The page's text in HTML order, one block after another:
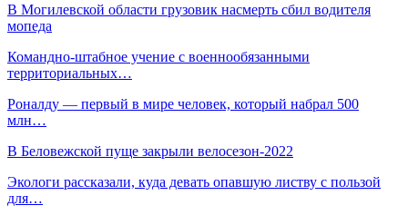
В Могилевской области грузовик насмерть сбил водителя
мопеда
Командно-штабное учение с военнообязанными
территориальных…
Роналду — первый в мире человек, который набрал 500
млн…
В Беловежской пуще закрыли велосезон-2022
Экологи рассказали, куда девать опавшую листву с пользой
для…